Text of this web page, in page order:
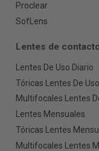
Proclear
SofLens
Lentes de
Lentes De Uso Diario
Tóricas Lentes De
Multifocales Lentes
Lentes Mensuales
Tóricas Lentes
Multifocales Lentes